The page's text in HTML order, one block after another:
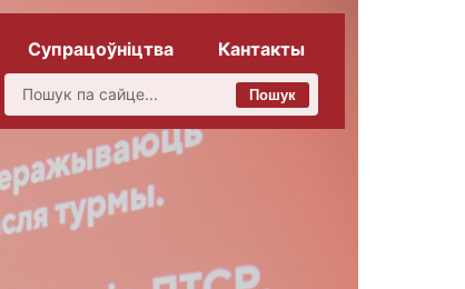
Супрацоўніцтва Кантакты
Пошук